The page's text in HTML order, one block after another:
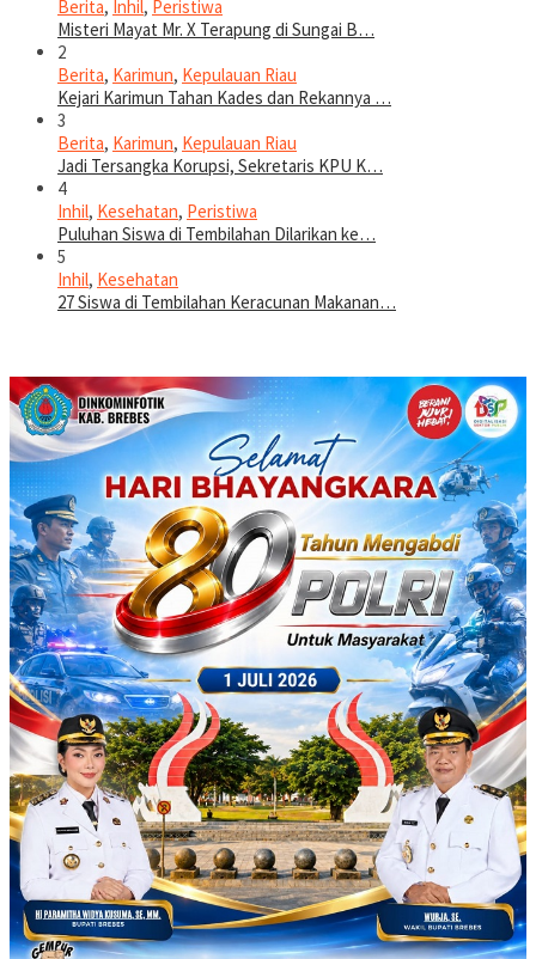
Berita, Inhil, Peristiwa
Misteri Mayat Mr. X Terapung di Sungai B…
2
Berita, Karimun, Kepulauan Riau
Kejari Karimun Tahan Kades dan Rekannya …
3
Berita, Karimun, Kepulauan Riau
Jadi Tersangka Korupsi, Sekretaris KPU K…
4
Inhil, Kesehatan, Peristiwa
Puluhan Siswa di Tembilahan Dilarikan ke…
5
Inhil, Kesehatan
27 Siswa di Tembilahan Keracunan Makanan…